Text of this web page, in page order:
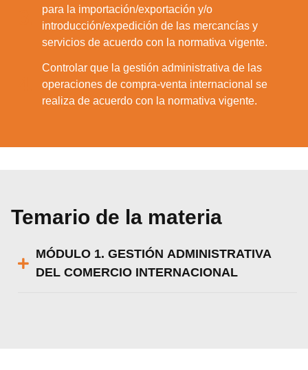
para la importación/exportación y/o
introducción/expedición de las mercancías y
servicios de acuerdo con la normativa vigente.
Controlar que la gestión administrativa de las
operaciones de compra-venta internacional se
realiza de acuerdo con la normativa vigente.
Temario de la materia
MÓDULO 1. GESTIÓN ADMINISTRATIVA
DEL COMERCIO INTERNACIONAL